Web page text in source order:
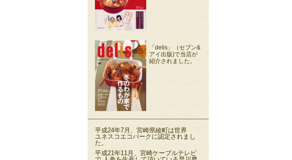
「delis」（セブン&
アイ出版)で当店が
紹介されました。
平成24年7月、宮崎県綾町は世界
ユネスコエコパークに認定されまし
た。
平成21年11月、宮崎ケーブルテレビ